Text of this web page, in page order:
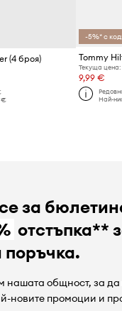
(4 броя)
€
-5%* с
Tommy
Текуща цена:
9,99 €
Най-
за
отстъпка**
поръчка.
нашата общност, за
новите промоции и